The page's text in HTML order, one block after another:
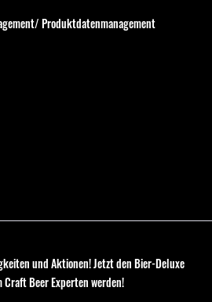
Produktdatenmanagement
und Aktionen! Jetzt den Bier-Deluxe
Beer Experten werden!